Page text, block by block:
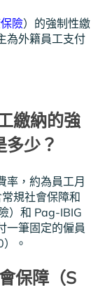
險）的強制性繳
為外籍員工支付
繳納的強
少？
率，約為員工月
規社會保障和
）和 Pag-IBIG
一筆固定的僱員
。
保障（S